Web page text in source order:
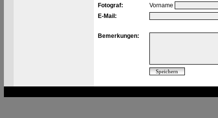
Fotograf:
Vorname
E-Mail:
Bemerkungen: